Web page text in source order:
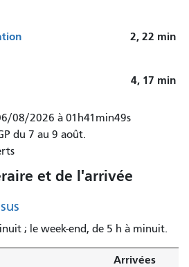
2, 22 min
4, 17 min
08/2026 à 01h41min49s
du 7 au 9 août.
et de l'arrivée
; le week-end, de 5 h à minuit.
Arrivées